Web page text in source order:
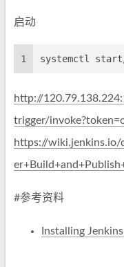
启动
1 systemctl
http://
trigger/
https://wiki.jenkins.io/
#参考资料
Installing